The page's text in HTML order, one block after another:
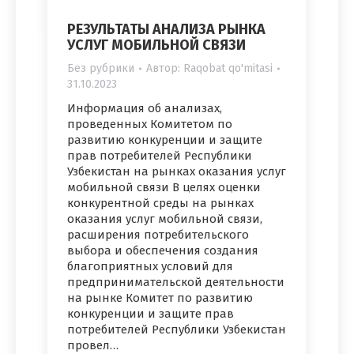
РЕЗУЛЬТАТЫ АНАЛИЗА РЫНКА
УСЛУГ МОБИЛЬНОЙ СВЯЗИ
Без рубрики Автор: Raqobat qo'mitasi
31.10.2023
Информация об анализах,
проведенных Комитетом по
развитию конкуренции и защите
прав потребителей Республики
Узбекистан на рынках оказания услуг
мобильной связи В целях оценки
конкурентной среды на рынках
оказания услуг мобильной связи,
расширения потребительского
выбора и обеспечения создания
благоприятных условий для
предпринимательской деятельности
на рынке Комитет по развитию
конкуренции и защите прав
потребителей Республики Узбекистан
провел…